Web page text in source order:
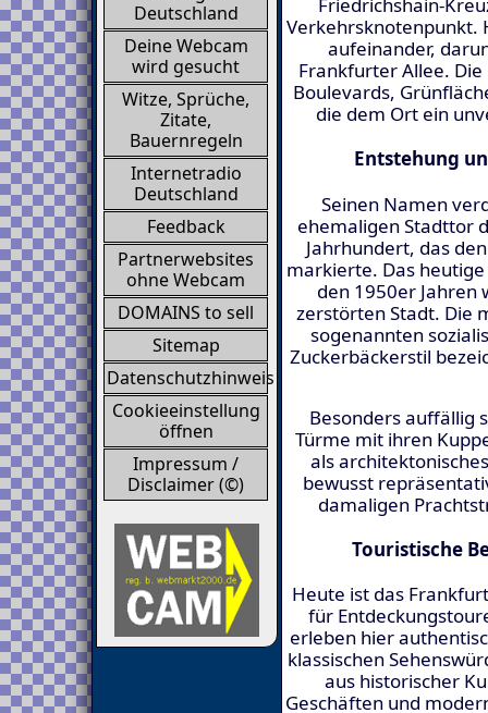
Deutschland
Deine Webcam
wird gesucht
Witze, Sprüche,
Zitate,
Bauernregeln
Internetradio
Deutschland
Feedback
Partnerwebsites
ohne Webcam
DOMAINS to sell
Sitemap
Datenschutzhinweis
Cookieeinstellung
öffnen
Impressum /
Disclaimer (©)
aufeinander,
Frankfurter Allee.
Boulevards,
die dem Ort ein
Entstehung
Seinen Namen
ehemaligen Stadttor
Jahrhundert, das
markierte. Das
den 1950er Jahren
zerstörten Stadt. Die
sogenannten
Zuckerbäckerstil
Besonders auffällig
Türme mit ihren
als
bewusst
damaligen
Touristische
Heute ist das
für
erleben hier
klassischen
aus historischer
Geschäften und